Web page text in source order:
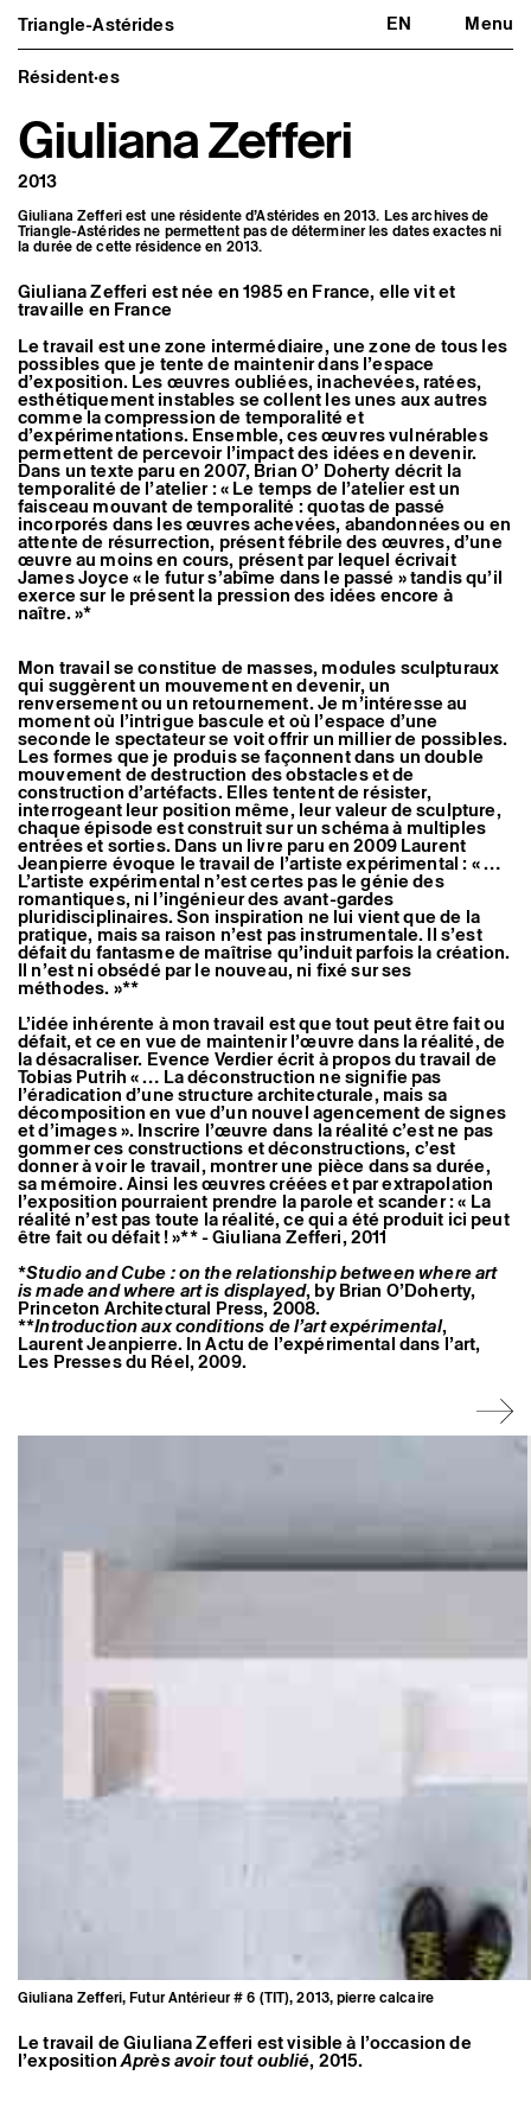
Triangle-Astérides EN Menu
Triangle-Astérides
Centre d’art contemporain
d’intérêt national
et résidence internationale d'artistes
Fermer
Présentation
À propos
Équipe et gouvernance
Formation professionnelle
Adhérer / nous soutenir
Informations pratiques
Programmation
Agenda : en cours et à venir
Expositions
Événements
Programmation éditoriale
Médiation
Publics associés
Les Nouveaux Commanditaires
Artistes résident·es et associé·es
Résident·es
Artistes associé·es
Hors-les-murs
Ancien·nes résident·es et artistes associé·es
Résident·es
Giuliana Zefferi
2013
Giuliana Zefferi est une résidente d’Astérides en 2013. Les archives de
Triangle-Astérides ne permettent pas de déterminer les dates exactes ni
la durée de cette résidence en 2013.
Giuliana Zefferi est née en 1985 en France, elle vit et
travaille en France
Le travail est une zone intermédiaire, une zone de tous les
possibles que je tente de maintenir dans l’espace
d’exposition. Les œuvres oubliées, inachevées, ratées,
esthétiquement instables se collent les unes aux autres
comme la compression de temporalité et
d’expérimentations. Ensemble, ces œuvres vulnérables
permettent de percevoir l’impact des idées en devenir.
Dans un texte paru en 2007, Brian O’ Doherty décrit la
temporalité de l’atelier : « Le temps de l’atelier est un
faisceau mouvant de temporalité : quotas de passé
incorporés dans les œuvres achevées, abandonnées ou en
attente de résurrection, présent fébrile des œuvres, d’une
œuvre au moins en cours, présent par lequel écrivait
James Joyce « le futur s’abîme dans le passé » tandis qu’il
exerce sur le présent la pression des idées encore à
naître. »*
Mon travail se constitue de masses, modules sculpturaux
qui suggèrent un mouvement en devenir, un
renversement ou un retournement. Je m’intéresse au
moment où l’intrigue bascule et où l’espace d’une
seconde le spectateur se voit offrir un millier de possibles.
Les formes que je produis se façonnent dans un double
mouvement de destruction des obstacles et de
construction d’artéfacts. Elles tentent de résister,
interrogeant leur position même, leur valeur de sculpture,
chaque épisode est construit sur un schéma à multiples
entrées et sorties. Dans un livre paru en 2009 Laurent
Jeanpierre évoque le travail de l’artiste expérimental : « …
L’artiste expérimental n’est certes pas le génie des
romantiques, ni l’ingénieur des avant-gardes
pluridisciplinaires. Son inspiration ne lui vient que de la
pratique, mais sa raison n’est pas instrumentale. Il s’est
défait du fantasme de maîtrise qu’induit parfois la création.
Il n’est ni obsédé par le nouveau, ni fixé sur ses
méthodes. »**
L’idée inhérente à mon travail est que tout peut être fait ou
défait, et ce en vue de maintenir l’œuvre dans la réalité, de
la désacraliser. Evence Verdier écrit à propos du travail de
Tobias Putrih « … La déconstruction ne signifie pas
l’éradication d’une structure architecturale, mais sa
décomposition en vue d’un nouvel agencement de signes
et d’images ». Inscrire l’œuvre dans la réalité c’est ne pas
gommer ces constructions et déconstructions, c’est
donner à voir le travail, montrer une pièce dans sa durée,
sa mémoire. Ainsi les œuvres créées et par extrapolation
l’exposition pourraient prendre la parole et scander : « La
réalité n’est pas toute la réalité, ce qui a été produit ici peut
être fait ou défait ! »** - Giuliana Zefferi, 2011
*Studio and Cube : on the relationship between where art
is made and where art is displayed, by Brian O’Doherty,
Princeton Architectural Press, 2008.
**Introduction aux conditions de l’art expérimental,
Laurent Jeanpierre. In Actu de l’expérimental dans l’art,
Les Presses du Réel, 2009.
Giuliana Zefferi, Futur Antérieur # 6 (TIT), 2013, pierre calcaire
Le travail de Giuliana Zefferi est visible à l’occasion de
l’expositionAprès avoir tout oublié, 2015.